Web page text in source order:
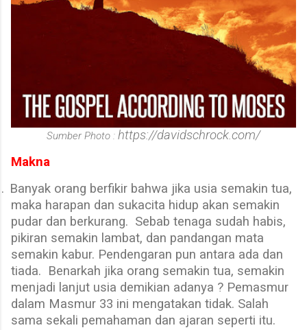
Sumber Photo : https://davidschrock.com/
Makna
Banyak orang berfikir bahwa jika usia semakin tua,
maka harapan dan sukacita hidup akan semakin
pudar dan berkurang. Sebab tenaga sudah habis,
pikiran semakin lambat, dan pandangan mata
semakin kabur. Pendengaran pun antara ada dan
tiada. Benarkah jika orang semakin tua, semakin
menjadi lanjut usia demikian adanya ? Pemasmur
dalam Masmur 33 ini mengatakan tidak. Salah
sama sekali pemahaman dan ajaran seperti itu.